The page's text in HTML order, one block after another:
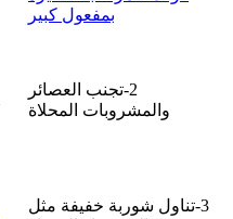
بمفعول كبير
2-تجنب العصائر
والمشروبات المحلاة
3-تناول شوربة خفيفة مثل